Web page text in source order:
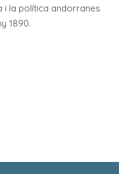
i la política andorranes
1890.